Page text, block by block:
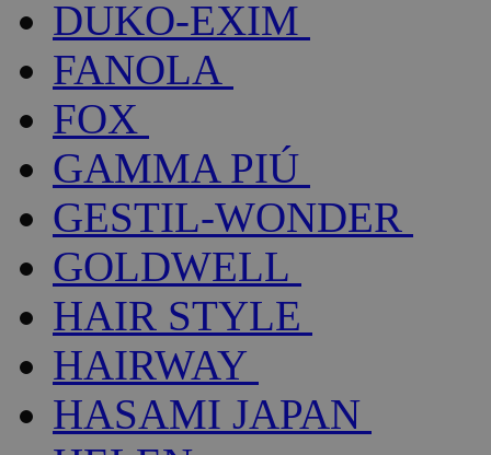
DUKO-EXIM
FANOLA
FOX
GAMMA PIÚ
GESTIL-WONDER
GOLDWELL
HAIR STYLE
HAIRWAY
HASAMI JAPAN